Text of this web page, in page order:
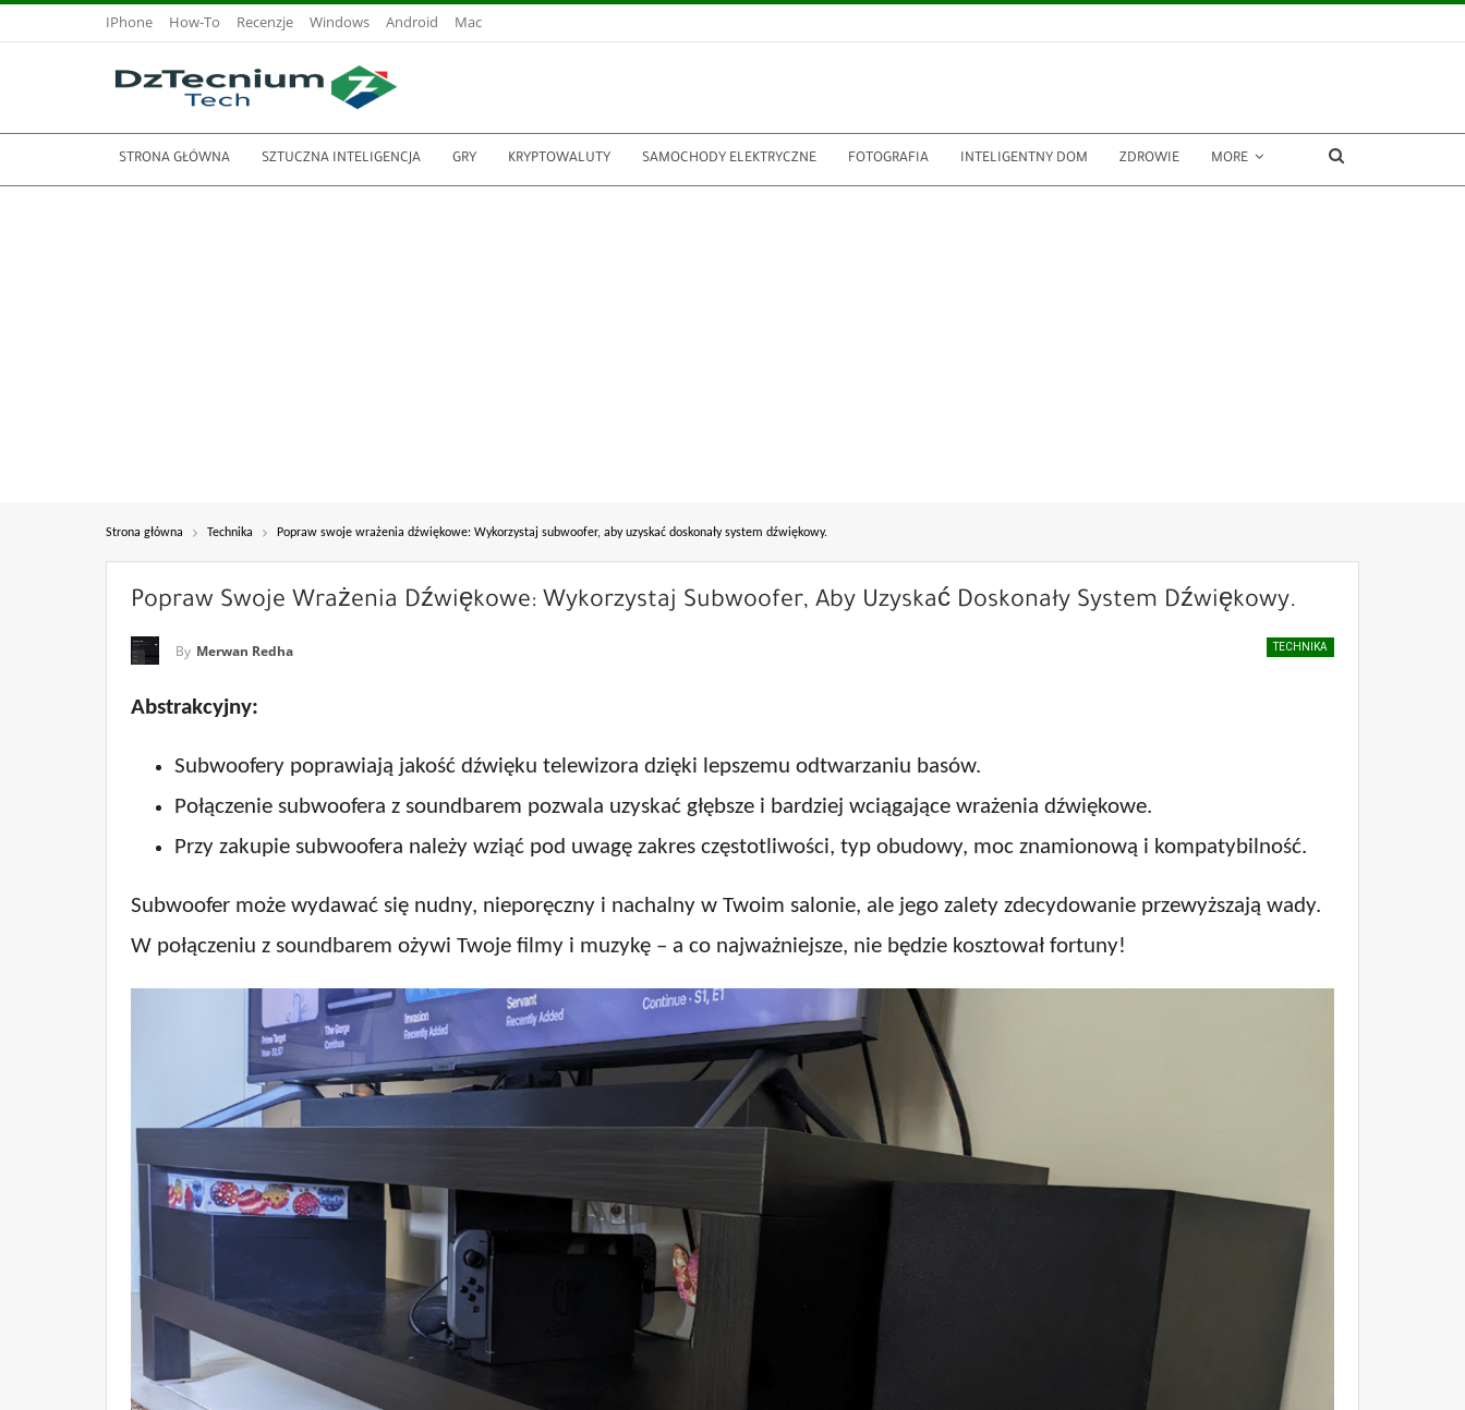
IPhone How-To Recenzje Windows Android Mac
STRONA GŁÓWNA SZTUCZNA INTELIGENCJA GRY KRYPTOWALUTY SAMOCHODY ELEKTRYCZNE FOTOGRAFIA INTELIGENTNY DOM ZDROWIE MORE
Strona główna Technika Popraw swoje wrażenia dźwiękowe: Wykorzystaj subwoofer, aby uzyskać doskonały system dźwiękowy.
Popraw Swoje Wrażenia Dźwiękowe: Wykorzystaj Subwoofer, Aby Uzyskać Doskonały System Dźwiękowy.
TECHNIKA
By Merwan Redha
Abstrakcyjny:
Subwoofery poprawiają jakość dźwięku telewizora dzięki lepszemu odtwarzaniu basów.
Połączenie subwoofera z soundbarem pozwala uzyskać głębsze i bardziej wciągające wrażenia dźwiękowe.
Przy zakupie subwoofera należy wziąć pod uwagę zakres częstotliwości, typ obudowy, moc znamionową i kompatybilność.
Subwoofer może wydawać się nudny, nieporęczny i nachalny w Twoim salonie, ale jego zalety zdecydowanie przewyższają wady.
W połączeniu z soundbarem ożywi Twoje filmy i muzykę – a co najważniejsze, nie będzie kosztował fortuny!